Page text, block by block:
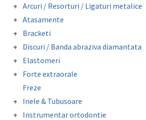
Arcuri / Resorturi / Ligaturi metalice
Arcuri preformate fizionomice
Arcuri preformate metalice
Fire otel drepte
Ligaturi metalice preformate
Resorturi
Atasamente
Butoni colabili
Carlige crimpabile
Contentie
Mini stops
Bracketi
Bracketi autoligaturanti
Bracketi fizionomici
Bracketi metalici
Discuri / Banda abraziva diamantata
Banda perforata abraziva metalica
diamantata
Elastomeri
Catene
Elastice extraorale
Elastice intraorale
Ligaturi elastice
Forte extraorale
Module de siguranta
Freze
Inele & Tubusoare
Inele molar
Instrumentar ortodontie